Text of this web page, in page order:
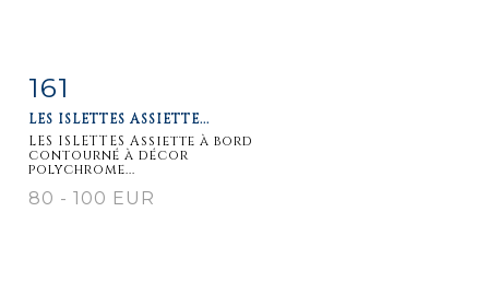
Item detail
161
LES ISLETTES ASSIETTE...
LES ISLETTES Assiette à bord
contourné à décor
polychrome...
80 - 100 EUR